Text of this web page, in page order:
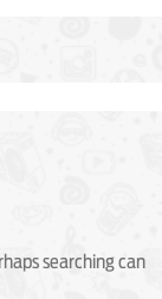
searching can